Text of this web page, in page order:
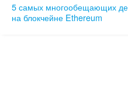
5 самых многообещающих
на блокчейне Ethereum